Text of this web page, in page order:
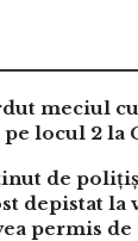
meciul
locul 2 la
de
depistat la
permis